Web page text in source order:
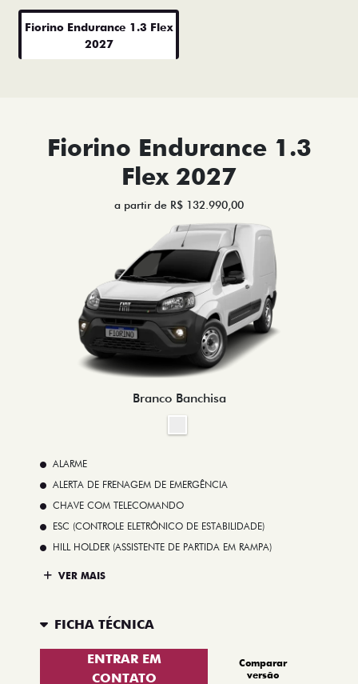
Fiorino Endurance 1.3 Flex
2027
Fiorino Endurance 1.3
Flex 2027
a partir de R$ 132.990,00
Branco Banchisa
ALARME
ALERTA DE FRENAGEM DE EMERGÊNCIA
CHAVE COM TELECOMANDO
ESC (CONTROLE ELETRÔNICO DE ESTABILIDADE)
HILL HOLDER (ASSISTENTE DE PARTIDA EM RAMPA)
VER MAIS
FICHA TÉCNICA
ENTRAR EM
CONTATO
Comparar
versão